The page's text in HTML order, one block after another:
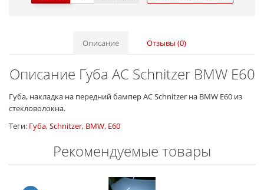
Описание Отзывы (0)
Описание Губа AC Schnitzer BMW E60
Губа, накладка на передний бампер AC Schnitzer на BMW E60 из
стекловолокна.
Теги: Губа,Schnitzer, BMW, E60
Рекомендуемые товары